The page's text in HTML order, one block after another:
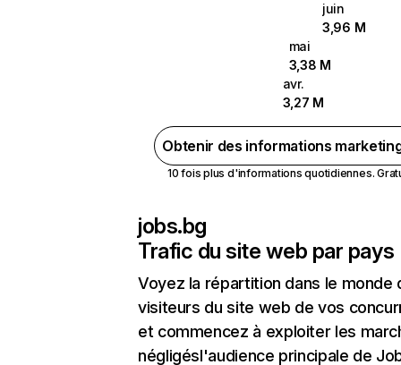
juin
3,96 M
mai
3,38 M
avr.
3,27 M
Obtenir des informations
10 fois plus d'informations quotidiennes.
jobs.bg
Trafic du site web par pays
Voyez la répartition dans le monde
visiteurs du site web de vos
et commencez à exploiter les
négligésl'audience principale de